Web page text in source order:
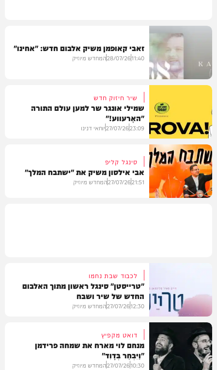
זאבי קאופמן משיק אלבום חדש: "אחינו"
11:40
28/07/26המחדש מיוזיק
סינגלים
שיר חיזוק חדש
שמילי אונגר שר למען עולם התורה
"האָרעווע!"
23:09
27/07/26יוחאי דנינו
סינגל קליפ
אבי אילסון משיק את "ישתבח המלך"
21:51
27/07/26המחדש מיוזיק
מיוזיק
לכבוד שבת נחמו
"טרייסטן" סינגל ראשון מתוך האלבום
החדש של שיר ושבח
12:30
27/07/26המחדש מיוזיק
דואט מקפיץ
מנחם לוי מארח את שמחה פרידמן
"וַיִּבְחַר בְּדָוִד"
10:30
27/07/26המחדש מיוזיק